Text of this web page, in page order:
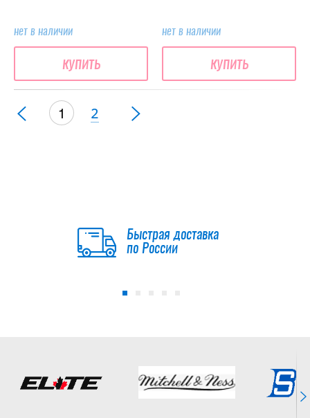
нет в наличии
купить
нет в наличии
купить
1 2
Быстрая доставка
по России